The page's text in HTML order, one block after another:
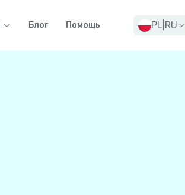
Блог Помощь PL RU